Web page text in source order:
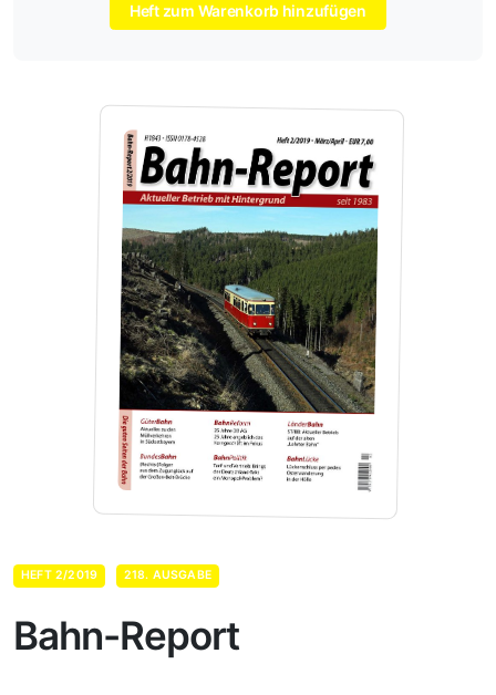
Heft zum Warenkorb hinzufügen
HEFT 2/2019 218. AUSGABE
Bahn-Report